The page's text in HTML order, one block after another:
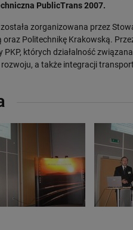
PublicTrans 2007.
zorganizowana przez
oraz Politechnikę Krakowską.
PKP, których działalność
rozwoju, a także integracji